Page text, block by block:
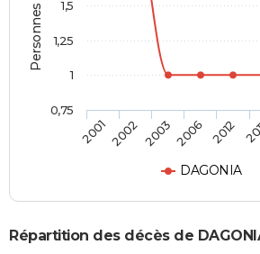
DAGONIA
20012002 20032006 2012
0,75
1
1,25
1,5
Répartition des décès de